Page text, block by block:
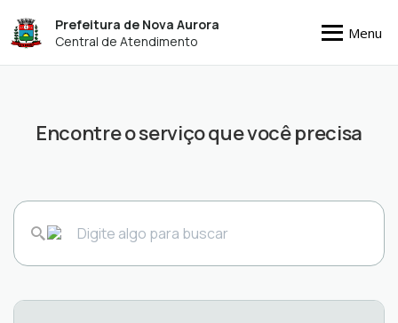
Prefeitura de Nova Aurora
Central de Atendimento
Menu
Encontre o serviço que você precisa